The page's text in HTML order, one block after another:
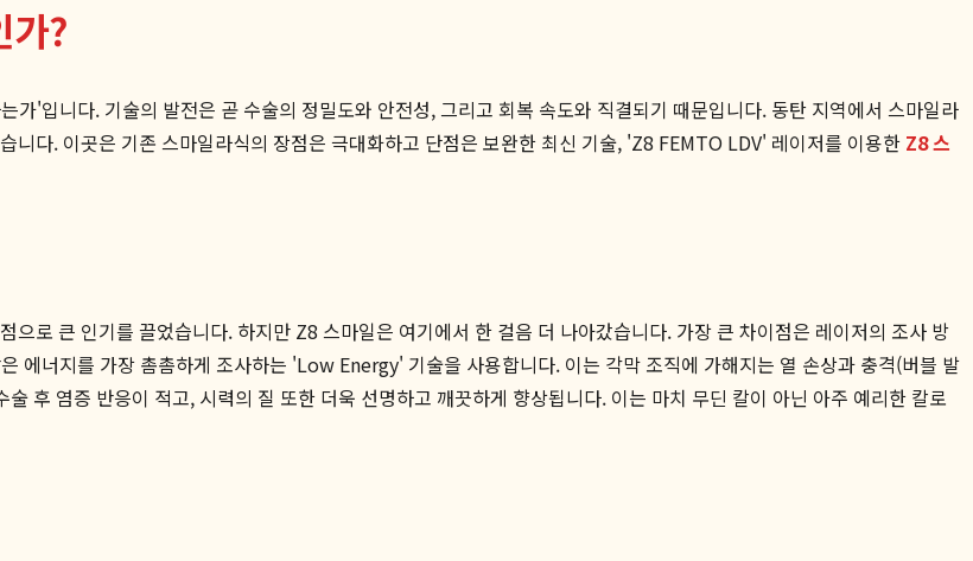
가?
'입니다. 기술의 발전은 곧 수술의 정밀도와 안전성, 그리고 회복 속도와 직결되기 때문입니다. 동탄 지역에서 스마일라
니다. 이곳은 기존 스마일라식의 장점은 극대화하고 단점은 보완한 최신 기술, 'Z8 FEMTO LDV' 레이저를 이용한 Z8 스
로 큰 인기를 끌었습니다. 하지만 Z8 스마일은 여기에서 한 걸음 더 나아갔습니다. 가장 큰 차이점은 레이저의 조사 방
에너지를 가장 촘촘하게 조사하는 'Low Energy' 기술을 사용합니다. 이는 각막 조직에 가해지는 열 손상과 충격(버블 발
후 염증 반응이 적고, 시력의 질 또한 더욱 선명하고 깨끗하게 향상됩니다. 이는 마치 무딘 칼이 아닌 아주 예리한 칼로